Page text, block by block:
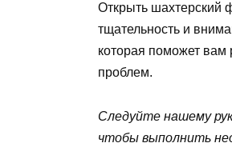
Открыть шахтерский
тщательность и
которая поможет вам
проблем.
Следуйте нашему
чтобы выполнить